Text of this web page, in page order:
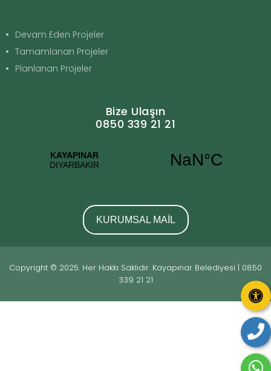
Devam Eden Projeler
Tamamlanan Projeler
Planlanan Projeler
Bize Ulaşın
0850 339 21 21
KURUMSAL MAİL
Copyright © 2025. Her Hakkı Saklıdır. Kayapınar Belediyesi | 0850
339 21 21